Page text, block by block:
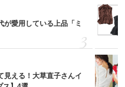
が愛用している上品「ミ
見える！大草直子さんイ